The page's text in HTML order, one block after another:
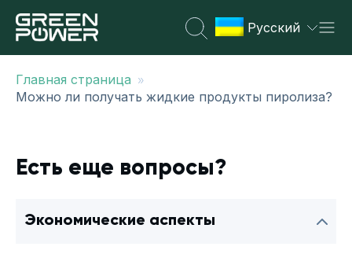
Русский
Главная страница »
Можно ли получать жидкие продукты пиролиза?
Есть еще вопросы?
Экономические аспекты